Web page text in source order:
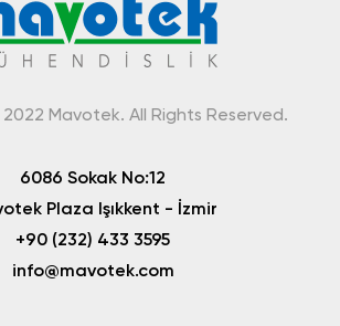
Mavotek. All Rights Reserved.
6086 Sokak No:12
Plaza Işıkkent - İzmir
+90 (232) 433 3595
info@mavotek.com